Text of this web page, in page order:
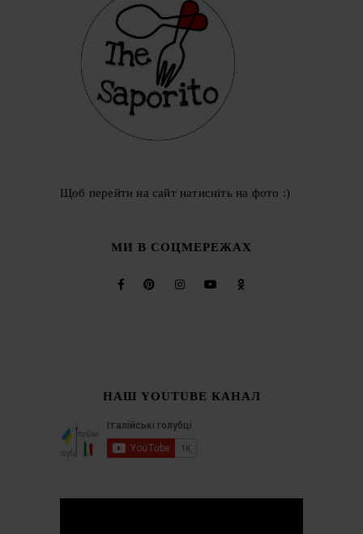
Щоб перейти на сайт натисніть на фото :)
МИ В СОЦМЕРЕЖАХ
НАШ YOUTUBE КАНАЛ